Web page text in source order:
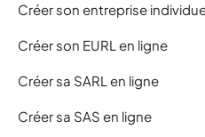
Créer son entreprise
Créer son EURL en ligne
Créer sa SARL en ligne
Créer sa SAS en ligne